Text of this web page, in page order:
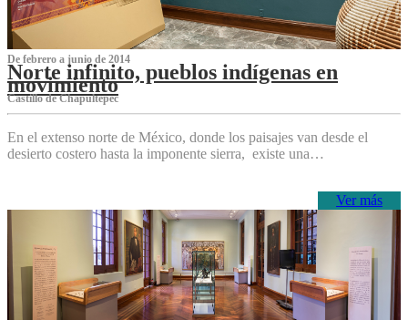
De febrero a junio de 2014
Norte infinito, pueblos indígenas en
movimiento
Castillo de Chapultepec
En el extenso norte de México, donde los paisajes van desde el
desierto costero hasta la imponente sierra, existe una…
Ver más